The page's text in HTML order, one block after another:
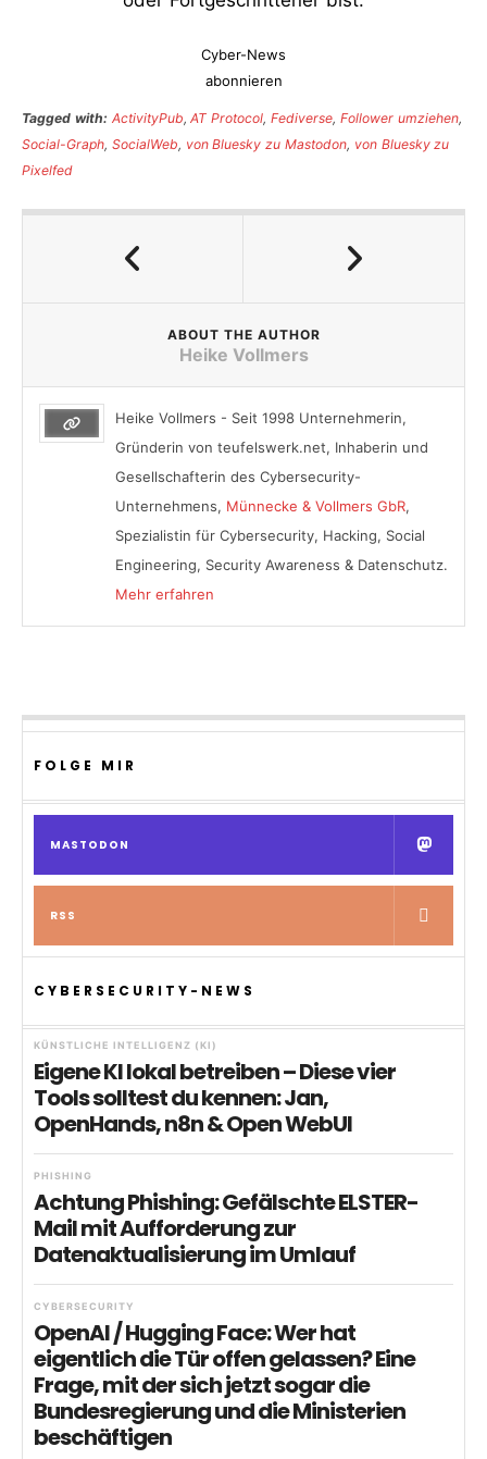
Cyber-News
abonnieren
Tagged with: ActivityPub,AT Protocol,Fediverse, Follower umziehen,
Social-Graph, SocialWeb, von Bluesky zu Mastodon, von Bluesky zu
Pixelfed
ABOUT THE AUTHOR
Heike Vollmers
Heike Vollmers - Seit 1998 Unternehmerin,
Gründerin von teufelswerk.net, Inhaberin und
Gesellschafterin des Cybersecurity-
Unternehmens, Münnecke & Vollmers GbR,
Spezialistin für Cybersecurity, Hacking, Social
Engineering, Security Awareness & Datenschutz.
Mehr erfahren
FOLGE MIR
MASTODON
RSS
CYBERSECURITY-NEWS
KÜNSTLICHE INTELLIGENZ (KI)
Eigene KI lokal betreiben – Diese vier
Tools solltest du kennen: Jan,
OpenHands, n8n & Open WebUI
PHISHING
Achtung Phishing: Gefälschte ELSTER-
Mail mit Aufforderung zur
Datenaktualisierung im Umlauf
CYBERSECURITY
OpenAI / Hugging Face: Wer hat
eigentlich die Tür offen gelassen? Eine
Frage, mit der sich jetzt sogar die
Bundesregierung und die Ministerien
beschäftigen